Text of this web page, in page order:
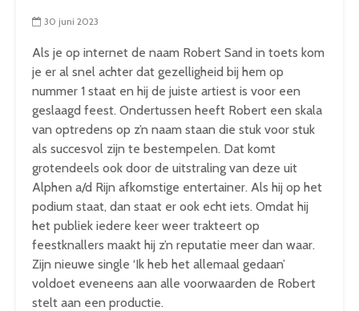
30 juni 2023
Als je op internet de naam Robert Sand in toets kom
je er al snel achter dat gezelligheid bij hem op
nummer 1 staat en hij de juiste artiest is voor een
geslaagd feest. Ondertussen heeft Robert een skala
van optredens op z’n naam staan die stuk voor stuk
als succesvol zijn te bestempelen. Dat komt
grotendeels ook door de uitstraling van deze uit
Alphen a/d Rijn afkomstige entertainer. Als hij op het
podium staat, dan staat er ook echt iets. Omdat hij
het publiek iedere keer weer trakteert op
feestknallers maakt hij z’n reputatie meer dan waar.
Zijn nieuwe single ‘Ik heb het allemaal gedaan’
voldoet eveneens aan alle voorwaarden de Robert
stelt aan een productie.